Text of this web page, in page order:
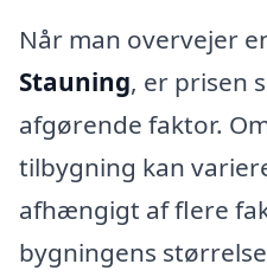
Når man overvejer
Stauning, er prisen
afgørende faktor.
tilbygning kan
afhængigt af flere
bygningens